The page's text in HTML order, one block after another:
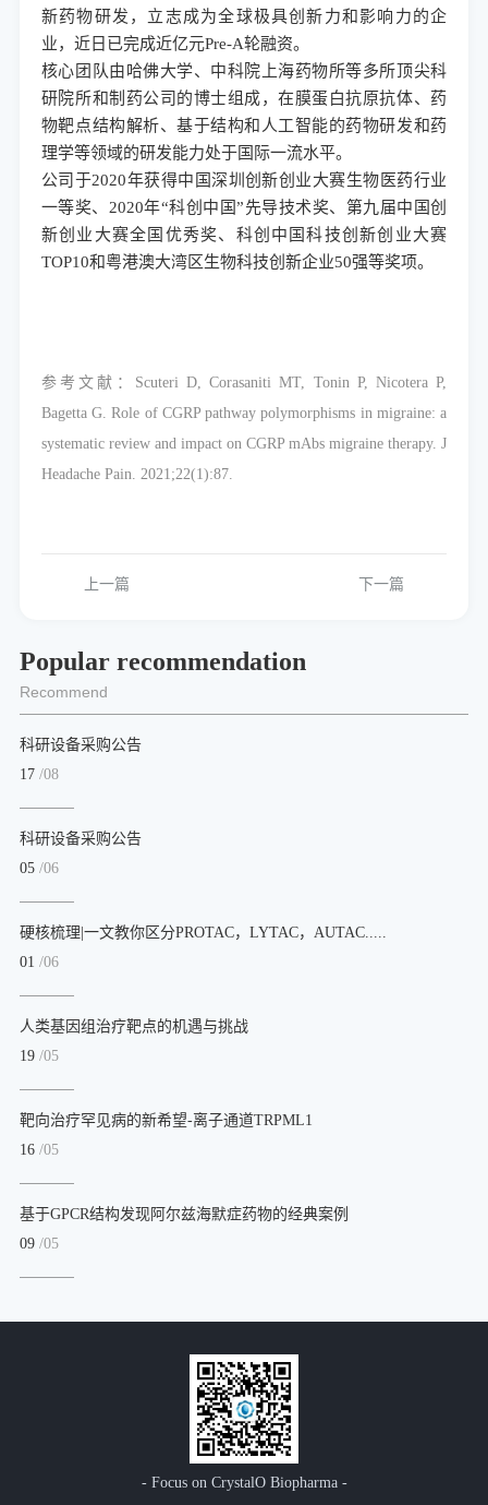
新药物研发，立志成为全球极具创新力和影响力的企
业，近日已完成近亿元Pre-A轮融资。
核心团队由哈佛大学、中科院上海药物所等多所顶尖科
研院所和制药公司的博士组成，在膜蛋白抗原抗体、药
物靶点结构解析、基于结构和人工智能的药物研发和药
理学等领域的研发能力处于国际一流水平。
公司于2020年获得中国深圳创新创业大赛生物医药行业
一等奖、2020年“科创中国”先导技术奖、第九届中国创
新创业大赛全国优秀奖、科创中国科技创新创业大赛
TOP10和粤港澳大湾区生物科技创新企业50强等奖项。
参考文献： Scuteri D, Corasaniti MT, Tonin P, Nicotera P,
Bagetta G. Role of CGRP pathway polymorphisms in migraine: a
systematic review and impact on CGRP mAbs migraine therapy.J
Headache Pain. 2021;22(1):87.
上一篇 下一篇
Popular recommendation
Recommend
科研设备采购公告
17 /08
科研设备采购公告
05 /06
硬核梳理|一文教你区分PROTAC，LYTAC，AUTAC.....
01 /06
人类基因组治疗靶点的机遇与挑战
19 /05
靶向治疗罕见病的新希望-离子通道TRPML1
16 /05
基于GPCR结构发现阿尔兹海默症药物的经典案例
09 /05
- Focus on CrystalO Biopharma -